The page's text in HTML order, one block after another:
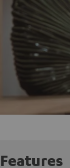
Features